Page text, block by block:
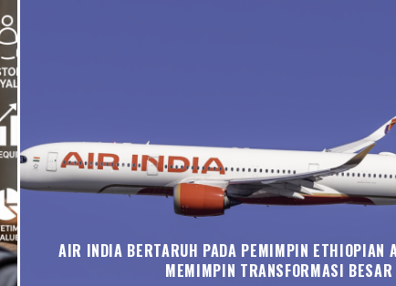
AIR INDIA BERTARUH PADA PEMIMPIN ETHIOPIAN
MEMIMPIN TRANSFORMASI BESAR